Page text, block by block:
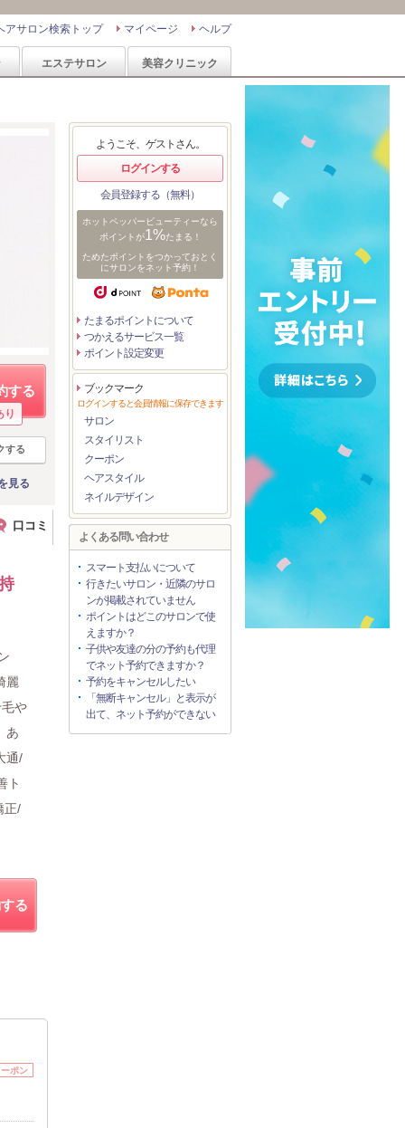
ヘルプ
マイページ
アサロン検索トップ
エステサロン 美容クリニック
する
り
する
見る
口コミ
麗
や
あ
通/
ト
正/
る
ポン
ようこそ、ゲストさん。
ログインする
会員登録する（無料）
ホットペッパービューティーなら
ポイントが1%たまる！
ためたポイントをつかっておとく
にサロンをネット予約！
たまるポイントについて
つかえるサービス一覧
ポイント設定変更
ブックマーク
ログインすると会員情報に保存できます
サロン
スタイリスト
クーポン
ヘアスタイル
ネイルデザイン
よくある問い合わせ
スマート支払いについて
行きたいサロン・近隣のサロ
ンが掲載されていません
ポイントはどこのサロンで使
えますか？
子供や友達の分の予約も代理
でネット予約できますか？
予約をキャンセルしたい
「無断キャンセル」と表示が
出て、ネット予約ができない